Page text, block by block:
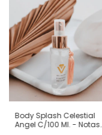
Body Splash Celestial
Angel C/100 Ml. - Notas